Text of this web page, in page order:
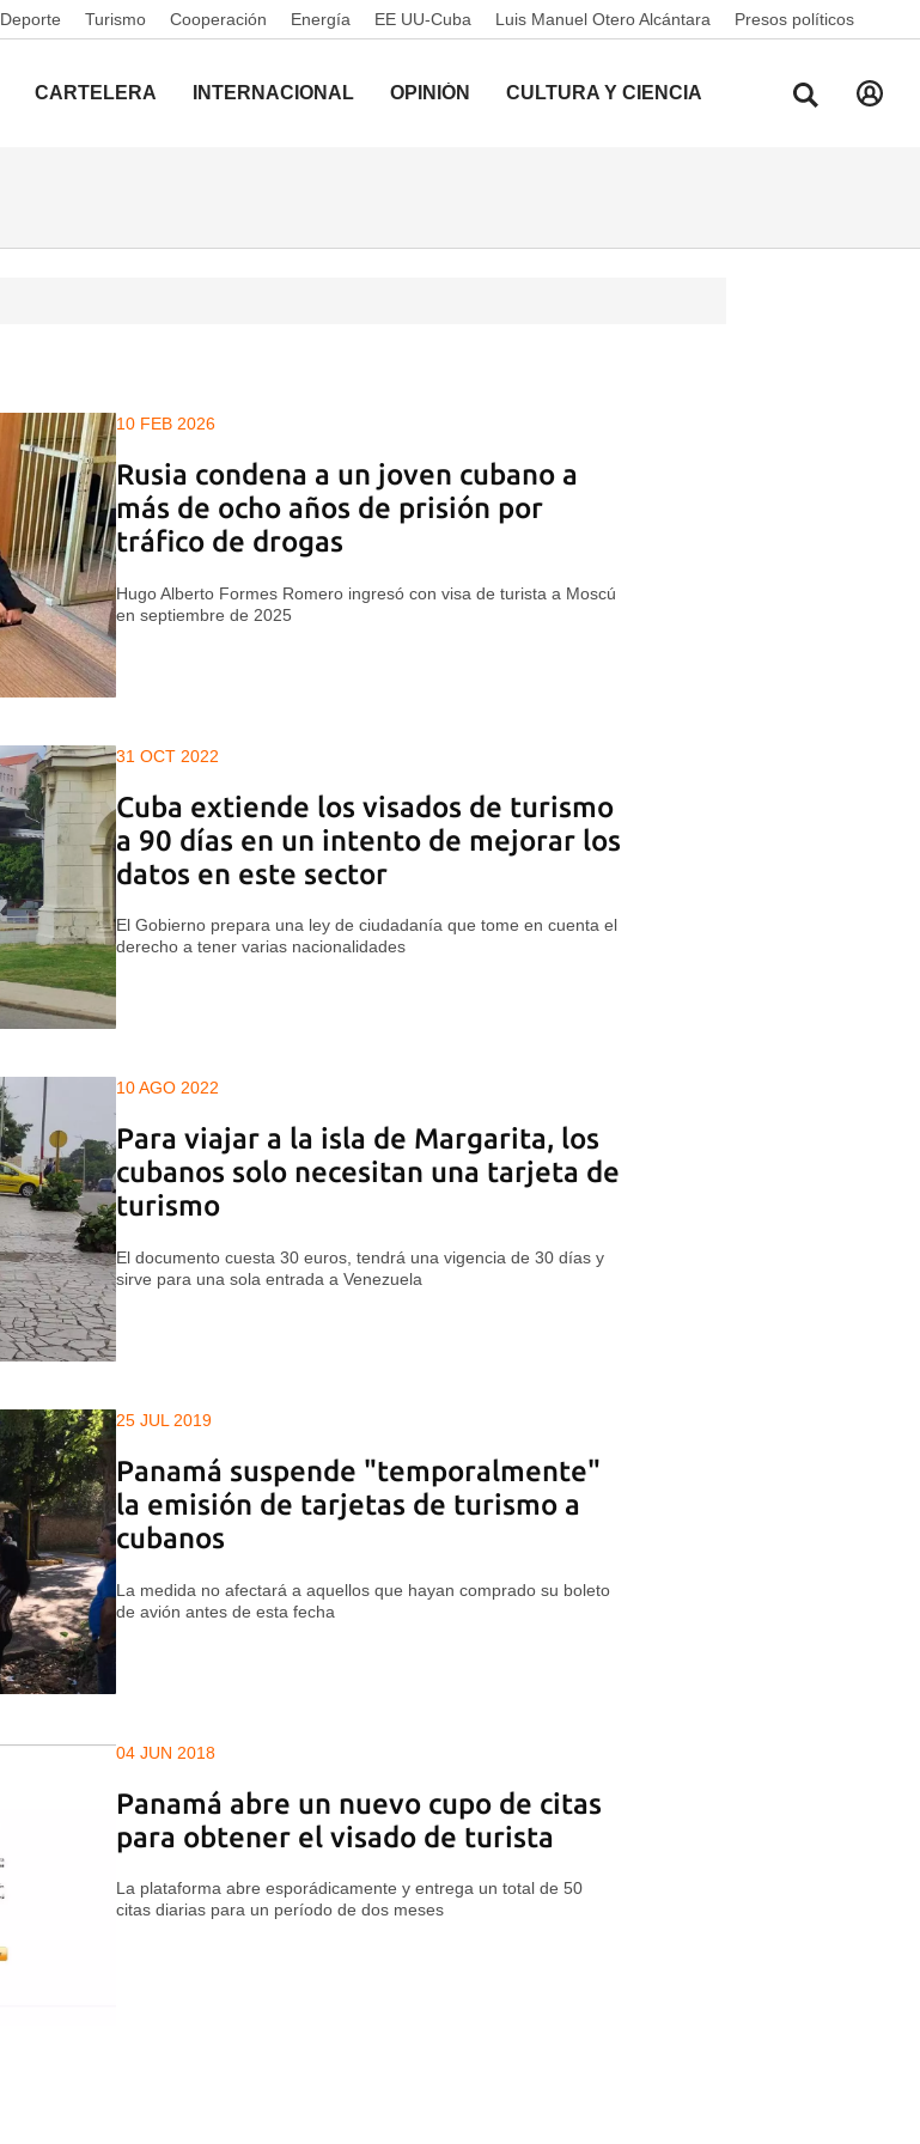
Deporte Turismo Cooperación Energía EE UU-Cuba Luis Manuel Otero Alcántara Presos políticos
CARTELERA INTERNACIONAL OPINIÓN CULTURA Y CIENCIA
10 FEB 2026
Rusia condena a un joven cubano a
más de ocho años de prisión por
tráfico de drogas
Hugo Alberto Formes Romero ingresó con visa de turista a Moscú
en septiembre de 2025
31 OCT 2022
Cuba extiende los visados de turismo
a 90 días en un intento de mejorar los
datos en este sector
El Gobierno prepara una ley de ciudadanía que tome en cuenta el
derecho a tener varias nacionalidades
10 AGO 2022
Para viajar a la isla de Margarita, los
cubanos solo necesitan una tarjeta de
turismo
El documento cuesta 30 euros, tendrá una vigencia de 30 días y
sirve para una sola entrada a Venezuela
25 JUL 2019
Panamá suspende "temporalmente"
la emisión de tarjetas de turismo a
cubanos
La medida no afectará a aquellos que hayan comprado su boleto
de avión antes de esta fecha
04 JUN 2018
Panamá abre un nuevo cupo de citas
para obtener el visado de turista
La plataforma abre esporádicamente y entrega un total de 50
citas diarias para un período de dos meses